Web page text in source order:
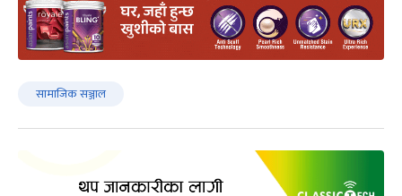
सामाजिक सञ्जाल